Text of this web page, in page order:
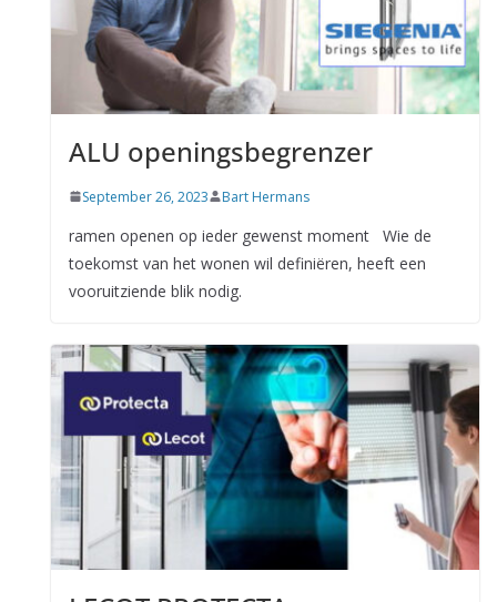
ALU openingsbegrenzer
September 26, 2023 Bart Hermans
ramen openen op ieder gewenst moment Wie de
toekomst van het wonen wil definiëren, heeft een
vooruitziende blik nodig.